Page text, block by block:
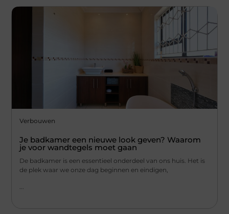
Verbouwen
Je badkamer een nieuwe look geven? Waarom
je voor wandtegels moet gaan
De badkamer is een essentieel onderdeel van ons huis. Het is
de plek waar we onze dag beginnen en eindigen,